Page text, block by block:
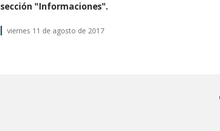
sección "Informaciones".
viernes 11 de agosto de 2017